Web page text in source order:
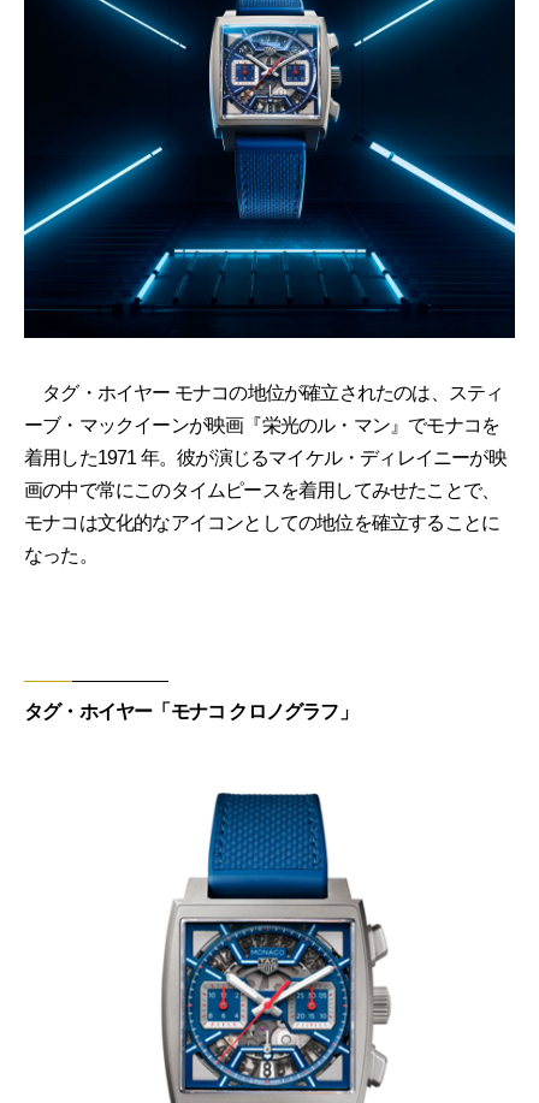
タグ・ホイヤー モナコの地位が確立されたのは、スティ
ーブ・マックイーンが映画『栄光のル・マン』でモナコを
着用した1971 年。彼が演じるマイケル・ディレイニーが映
画の中で常にこのタイムピースを着用してみせたことで、
モナコは文化的なアイコンとしての地位を確立することに
なった。
タグ・ホイヤー「モナコ クロノグラフ」